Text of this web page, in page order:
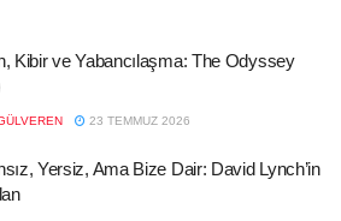
Kibir ve Yabancılaşma: The Odyssey
23 TEMMUZ 2026
Yersiz, Ama Bize Dair: David Lynch’in